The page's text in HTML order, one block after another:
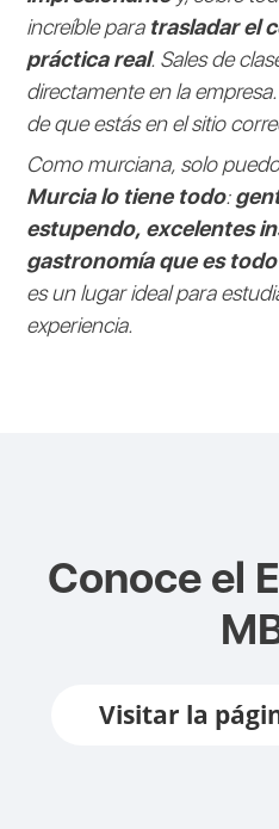
increíble para trasladar el
práctica real. Sales de
directamente en la
de que estás en el sitio
Como murciana, solo
Murcia lo tiene todo:
estupendo, excelentes
gastronomía que es
es un lugar ideal para
experiencia.
Conoce el
Visitar la